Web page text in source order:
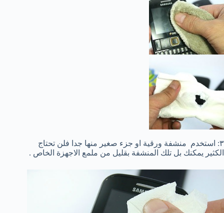
٣: استخدم منشفة ورقية او جزء صغير منها جدا فلن تحتاج
الكثير يمكنك بل تلك المنشفة بقليل من ملمع الاجهزة الخاص .